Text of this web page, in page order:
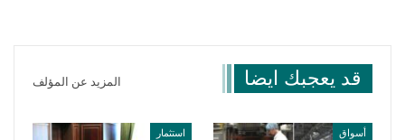
قد يعجبك ايضا المزيد عن المؤلف
أسواق استثمار